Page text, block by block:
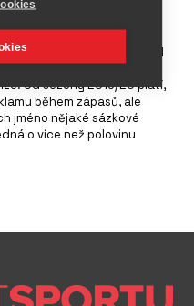
z důvodu popírání pravidel
pětkrát více než je
Od sezóny 2019/20 platí,
během zápasů, ale
jméno nějaké sázkové
o více než polovinu